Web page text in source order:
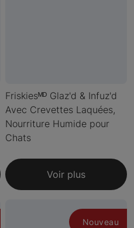
Friskiesᴹᴰ Glaz'd & Infuz'd
Avec Crevettes Laquées,
Nourriture Humide pour
Chats
Voir plus
Nouveau